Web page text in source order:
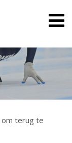
om terug te